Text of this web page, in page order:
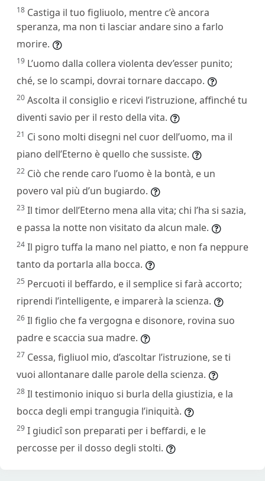
18 Castiga il tuo figliuolo, mentre c’è ancora
speranza, ma non ti lasciar andare sino a farlo
morire.
19 L’uomo dalla collera violenta dev’esser punito;
ché, se lo scampi, dovrai tornare daccapo.
20 Ascolta il consiglio e ricevi l’istruzione, affinché tu
diventi savio per il resto della vita.
21 Ci sono molti disegni nel cuor dell’uomo, ma il
piano dell’Eterno è quello che sussiste.
22 Ciò che rende caro l’uomo è la bontà, e un
povero val più d’un bugiardo.
23 Il timor dell’Eterno mena alla vita; chi l’ha si sazia,
e passa la notte non visitato da alcun male.
24 Il pigro tuffa la mano nel piatto, e non fa neppure
tanto da portarla alla bocca.
25 Percuoti il beffardo, e il semplice si farà accorto;
riprendi l’intelligente, e imparerà la scienza.
26 Il figlio che fa vergogna e disonore, rovina suo
padre e scaccia sua madre.
27 Cessa, figliuol mio, d’ascoltar l’istruzione, se ti
vuoi allontanare dalle parole della scienza.
28 Il testimonio iniquo si burla della giustizia, e la
bocca degli empi trangugia l’iniquità.
29 I giudicî son preparati per i beffardi, e le
percosse per il dosso degli stolti.